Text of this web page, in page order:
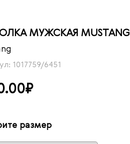
МУЖСКАЯ MUSTANG
1017759/6451
размер